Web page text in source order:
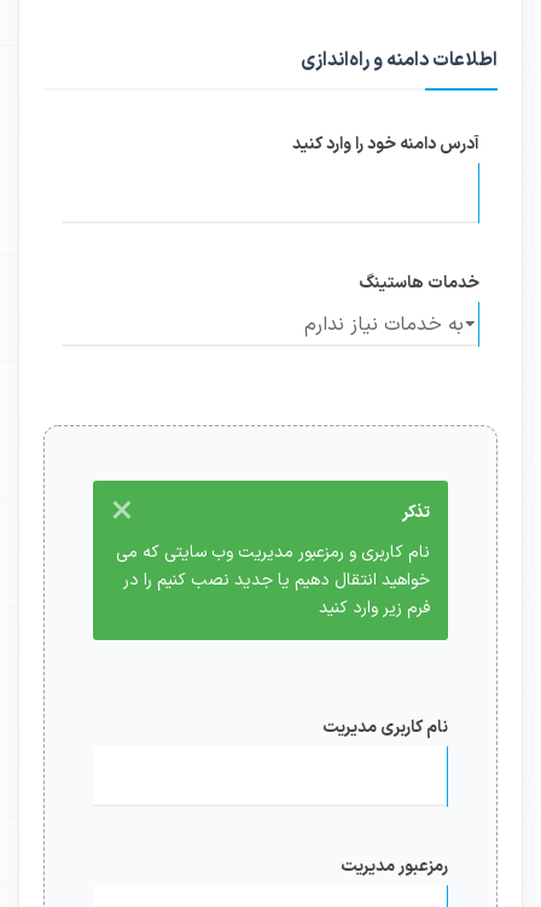
اطلاعات دامنه و راه‌اندازی
آدرس دامنه خود را وارد کنید
خدمات هاستینگ
×
تذکر
نام کاربری و رمزعبور مدیریت وب سایتی که می
خواهید انتقال دهیم یا جدید نصب کنیم را در
فرم زیر وارد کنید
نام کاربری مدیریت
رمزعبور مدیریت